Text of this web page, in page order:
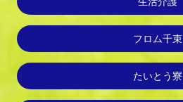
フロム千束
たいとう寮